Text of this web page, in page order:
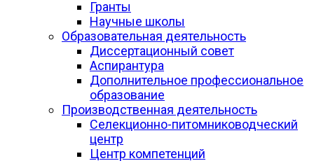
Гранты
Научные школы
Образовательная деятельность
Диссертационный совет
Аспирантура
Дополнительное профессиональное
образование
Производственная деятельность
Селекционно-питомниководческий
центр
Центр компетенций